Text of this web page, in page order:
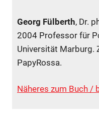
Georg Fülberth, Dr.
2004 Professor für
Universität Marburg.
PapyRossa.
Näheres zum Buch /